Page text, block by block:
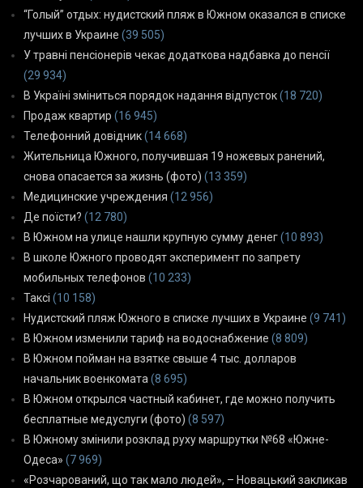
“Голый” отдых: нудистский пляж в Южном оказался в списке
лучших в Украине (39 505)
У травні пенсіонерів чекає додаткова надбавка до пенсії
(29 934)
В Україні зміниться порядок надання відпусток(18 720)
Продаж квартир (16 945)
Телефонний довідник(14 668)
Жительница Южного, получившая 19 ножевых ранений,
снова опасается за жизнь (фото) (13 359)
Медицинские учреждения (12 956)
Де поїсти? (12 780)
В Южном на улице нашли крупную сумму денег(10 893)
В школе Южного проводят эксперимент по запрету
мобильных телефонов (10 233)
Таксі (10 158)
Нудистский пляж Южного в списке лучших в Украине (9 741)
В Южном изменили тариф на водоснабжение (8 809)
В Южном пойман на взятке свыше 4 тыс. долларов
начальник военкомата (8 695)
В Южном открылся частный кабинет, где можно получить
бесплатные медуслуги (фото) (8 597)
В Южному змінили розклад руху маршрутки №68 «Южне-
Одеса» (7 969)
«Розчарований, що так мало людей», – Новацький закликав